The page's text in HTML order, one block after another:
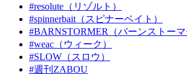
#resolute（リゾルト）
#spinnerbait（スピナーベイト）
#BARNSTORMER（バーンストーマ
#weac（ウィーク）
#SLOW（スロウ）
#週刊ZABOU